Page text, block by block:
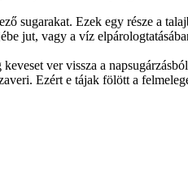
sugarakat. Ezek egy része a
jut, vagy a víz
ver vissza a
Ezért e tájak fölött a